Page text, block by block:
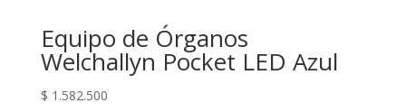
Equipo de Órganos
Welchallyn Pocket LED Azul
$ 1.582.500